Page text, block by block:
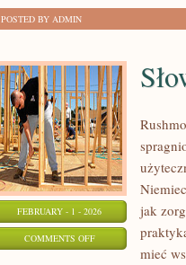
POSTED BY ADMIN
FEBRUARY - 1 - 2026
COMMENTS OFFON
jak
mieć